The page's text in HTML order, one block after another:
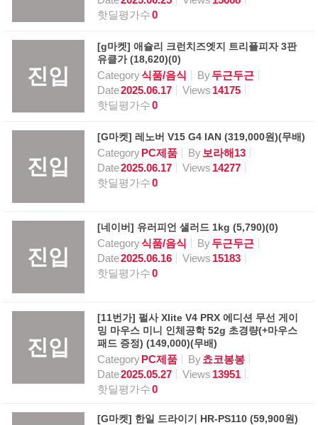
핫딜평가수0
진입
[g마켓] 애슐리 크런치즈엣지 트리플피자 3판
유클가 (18,620)(0)
Category식품/음식 By두근두근
Date2025.06.17 Views 14175
핫딜평가수0
진입
[G마켓] 레노버 V15 G4 IAN (319,000원)(무배)
CategoryPC제품 By 보라해13
Date2025.06.17 Views 14277
핫딜평가수0
진입
[네이버] 유러피언 샐러드 1kg (5,790)(0)
Category식품/음식 By두근두근
Date2025.06.16 Views 15183
핫딜평가수0
진입
[11번가] 펄사 Xlite V4 PRX 에디션 무선 게이
밍 마우스 미니 인체공학 52g 초경량(+마우스
패드 증정) (149,000)(무배)
CategoryPC제품 By쵸코봉봉
Date2025.05.27 Views 13951
핫딜평가수0
[G마켓] 한일 드라이기 HR-PS110 (59,900원)